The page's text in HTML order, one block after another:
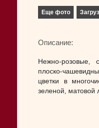
Еще фото
Описание:
Нежно-розовые,
плоско-
цветки в
зеленой, матовой